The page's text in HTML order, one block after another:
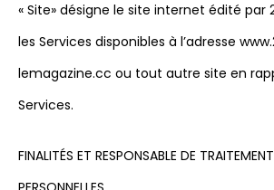
« Site» désigne le site internet édité par
les Services disponibles à l’adresse
lemagazine.cc ou tout autre site en
Services.
FINALITÉS ET RESPONSABLE DE